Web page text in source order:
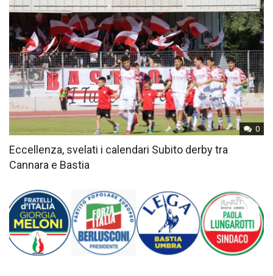
0
Eccellenza, svelati i calendari Subito derby tra
Cannara e Bastia